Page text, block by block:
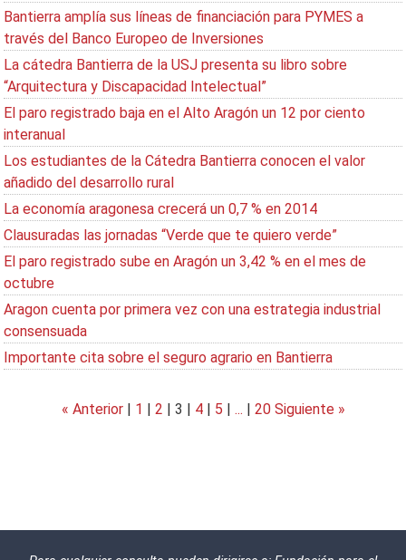
Bantierra amplía sus líneas de financiación para PYMES a
través del Banco Europeo de Inversiones
La cátedra Bantierra de la USJ presenta su libro sobre
“Arquitectura y Discapacidad Intelectual”
El paro registrado baja en el Alto Aragón un 12 por ciento
interanual
Los estudiantes de la Cátedra Bantierra conocen el valor
añadido del desarrollo rural
La economía aragonesa crecerá un 0,7 % en 2014
Clausuradas las jornadas “Verde que te quiero verde”
El paro registrado sube en Aragón un 3,42 % en el mes de
octubre
Aragon cuenta por primera vez con una estrategia industrial
consensuada
Importante cita sobre el seguro agrario en Bantierra
« Anterior| 1 | 2 | 3 | 4| 5 | ... | 20Siguiente »